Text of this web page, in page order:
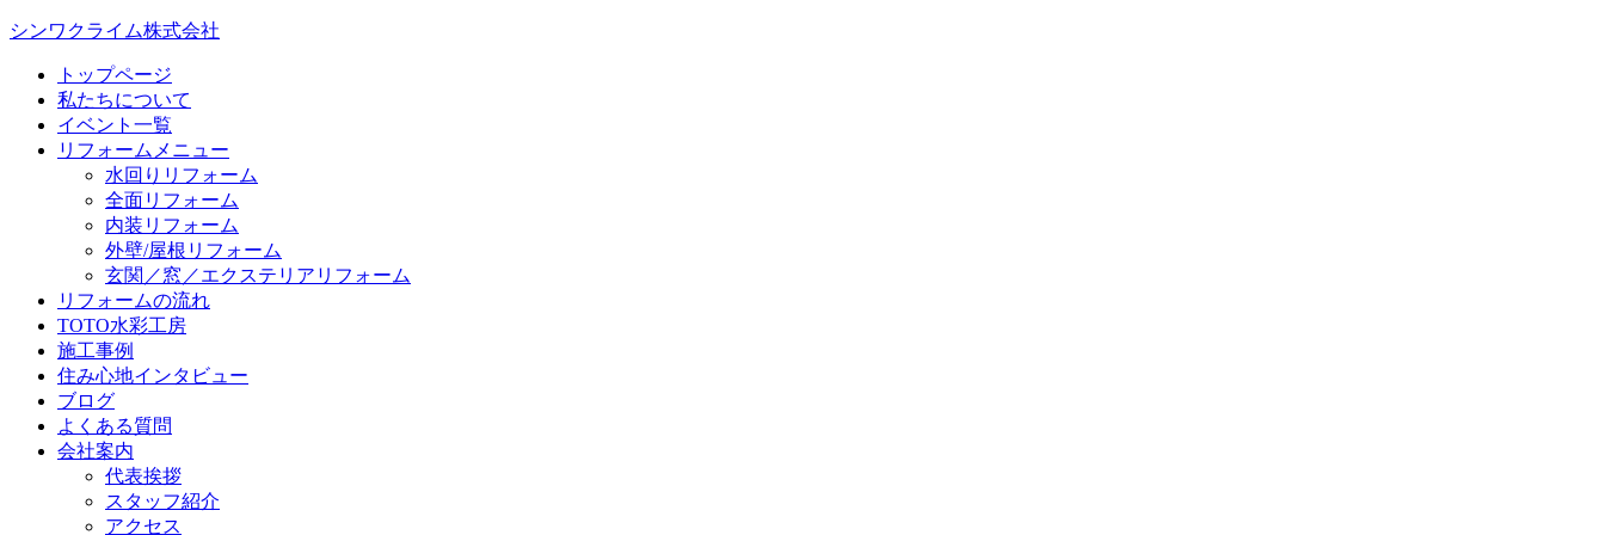
シンワクライム株式会社
トップページ
私たちについて
イベント一覧
リフォームメニュー
水回りリフォーム
全面リフォーム
内装リフォーム
外壁/屋根リフォーム
玄関／窓／エクステリアリフォーム
リフォームの流れ
TOTO水彩工房
施工事例
住み心地インタビュー
ブログ
よくある質問
会社案内
代表挨拶
スタッフ紹介
アクセス